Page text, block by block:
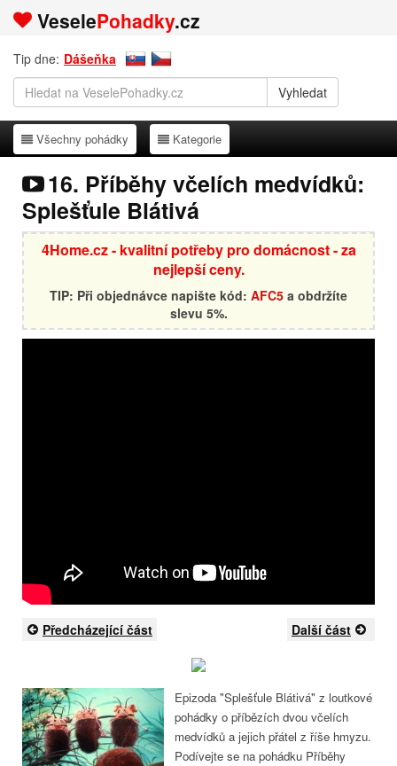
VeselePohadky.cz
Tip dne: Dášeňka
Všechny pohádky
Všechny pohádky Kategorie
Kategorie
16. Příběhy včelích medvídků:
Splešťule Blátivá
4Home.cz - kvalitní potřeby pro domácnost - za
nejlepší ceny.
TIP: Při objednávce napište kód: AFC5 a obdržíte
slevu 5%.
Předcházející část Další část
Epizoda "Splešťule Blátivá" z loutkové
pohádky o příbězích dvou včelích
medvídků a jejich přátel z říše hmyzu.
Podívejte se na pohádku Příběhy